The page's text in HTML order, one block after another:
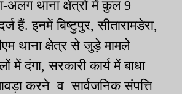
थाना क्षेत्रों में कुल 9
हैं. इनमें बिष्टुपुर, सीतारामडेरा,
थाना क्षेत्र से जुड़े मामले
में दंगा, सरकारी कार्य में बाधा
करने व सार्वजनिक संपत्ति